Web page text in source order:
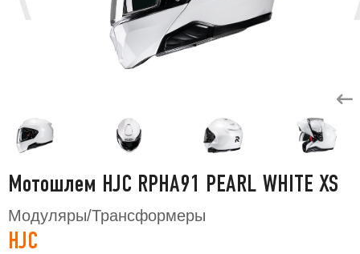
Мотошлем HJC RPHA91 PEARL WHITE XS
Модуляры/Трансформеры
HJC